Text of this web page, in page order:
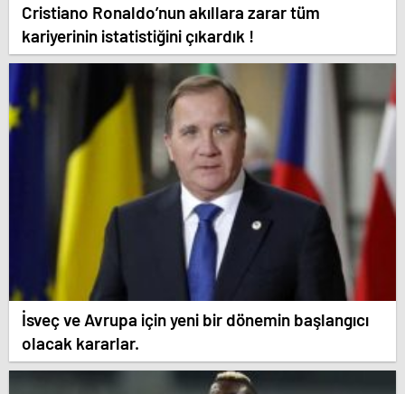
Cristiano Ronaldo’nun akıllara zarar tüm
kariyerinin istatistiğini çıkardık !
İsveç ve Avrupa için yeni bir dönemin başlangıcı
olacak kararlar.